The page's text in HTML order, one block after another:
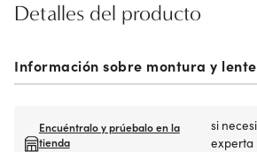
Detalles del producto
Información sobre montura y
Encuéntralo y prúebalo en la
tienda
si
experta